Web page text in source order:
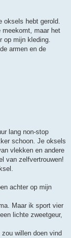
oksels hebt gerold.
meekomt, maar het
op mijn kleding.
armen en de
lang non-stop
schoon. Je oksels
vlekken en andere
van zelfvertrouwen!
achter op mijn
Maar ik sport vier
lichte zweetgeur,
willen doen vind